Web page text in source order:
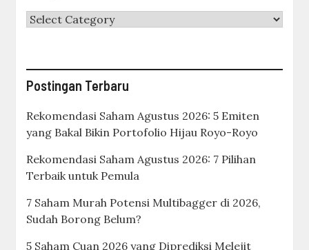
Categories
Postingan Terbaru
Rekomendasi Saham Agustus 2026: 5 Emiten
yang Bakal Bikin Portofolio Hijau Royo-Royo
Rekomendasi Saham Agustus 2026: 7 Pilihan
Terbaik untuk Pemula
7 Saham Murah Potensi Multibagger di 2026,
Sudah Borong Belum?
5 Saham Cuan 2026 yang Diprediksi Melejit